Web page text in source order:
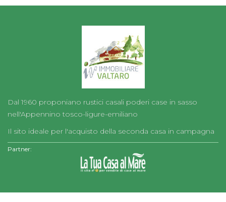
Dal 1960 proponiano rustici casali poderi case in sasso
nell'Appennino tosco-ligure-emiliano
Il sito ideale per l'acquisto della seconda casa in campagna
Partner: